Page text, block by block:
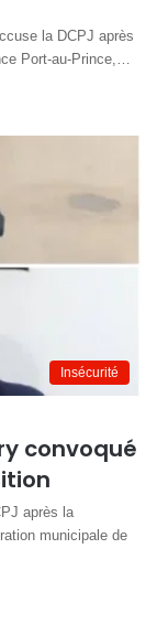
la DCPJ après
Port-au-Prince,…
Insécurité
convoqué
après la
municipale de